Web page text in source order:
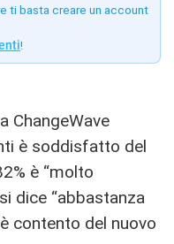
ti basta creare un account
!
ChangeWave
è soddisfatto del
è “molto
dice “abbastanza
contento del nuovo